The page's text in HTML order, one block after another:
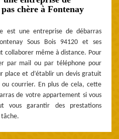
chère à Fontenay
est une entreprise de débarras
Sous Bois 94120 et ses
collaborer même à distance. Pour
par mail ou par téléphone pour
place et d’établir un devis gratuit
courrier. En plus de cela, cette
de votre appartement si vous
garantir des prestations
tâche.